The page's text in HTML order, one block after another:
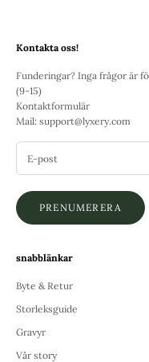
Kontakta oss!
Funderingar? Inga frågor är
(9-15)
Kontaktformulär
Mail: support@lyxery.com
PRENUMERERA
snabblänkar
Byte & Retur
Storleksguide
Gravyr
Vår story